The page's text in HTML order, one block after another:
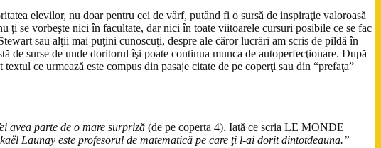
elevilor, nu doar pentru cei de vârf, putând fi o sursă de inspiraţie valoroasă
ţi se vorbeşte nici în facultate, dar nici în toate viitoarele cursuri posibile ce se fac
sau alţii mai puţini cunoscuţi, despre ale căror lucrări am scris de pildă în
de surse de unde doritorul îşi poate continua munca de autoperfecţionare. După
ce urmează este compus din pasaje citate de pe coperţi sau din “prefaţa”
avea parte de o mare surpriză (de pe coperta 4). Iată ce scria LE MONDE
Launay este profesorul de matematică pe care ţi l-ai dorit dintotdeauna.”